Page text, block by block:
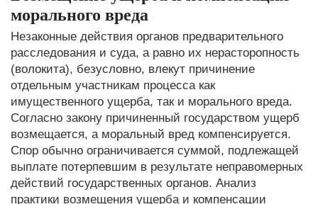
морального вреда
Незаконные действия органов предварительного
расследования и суда, а равно их нерасторопность
(волокита), безусловно, влекут причинение
отдельным участникам процесса как
имущественного ущерба, так и морального вреда.
Согласно закону причиненный государством ущерб
возмещается, а моральный вред компенсируется.
Спор обычно ограничивается суммой, подлежащей
выплате потерпевшим в результате неправомерных
действий государственных органов. Анализ
практики возмещения ущерба и компенсации